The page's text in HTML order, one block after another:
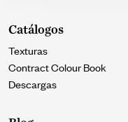
Catálogos
Texturas
Contract Colour Book
Descargas